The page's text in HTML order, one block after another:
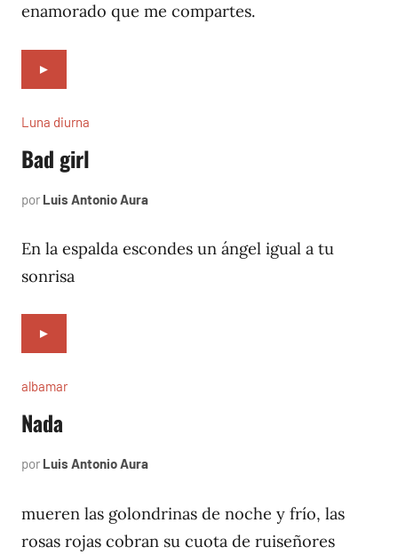
enamorado que me compartes.
►
Luna diurna
Bad girl
por Luis Antonio Aura
2002
En la espalda escondes un ángel igual a tu
sonrisa
►
albamar
Nada
por Luis Antonio Aura
1996
mueren las golondrinas de noche y frío, las
rosas rojas cobran su cuota de ruiseñores